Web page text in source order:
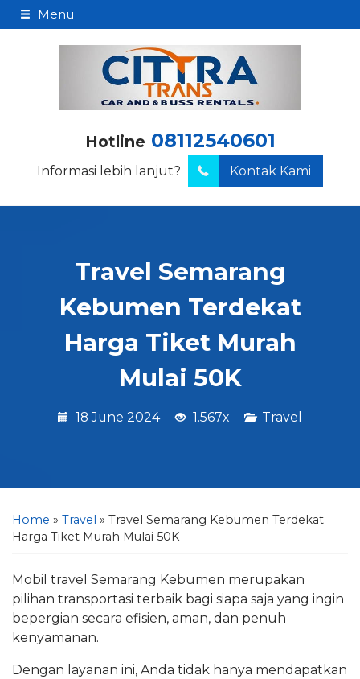
Menu
Hotline 08112540601
Informasi lebih lanjut? Kontak Kami
Travel Semarang
Kebumen Terdekat
Harga Tiket Murah
Mulai 50K
18 June 2024 1.567x Travel
Home » Travel » Travel Semarang Kebumen Terdekat
Harga Tiket Murah Mulai 50K
Mobil travel Semarang Kebumen merupakan
pilihan transportasi terbaik bagi siapa saja yang ingin
bepergian secara efisien, aman, dan penuh
kenyamanan.
Dengan layanan ini, Anda tidak hanya mendapatkan